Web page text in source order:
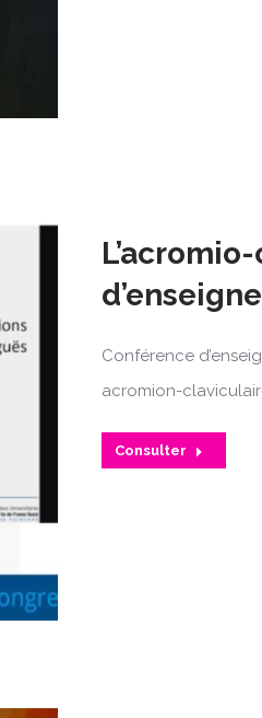
Conférence
acromion-
Consulter